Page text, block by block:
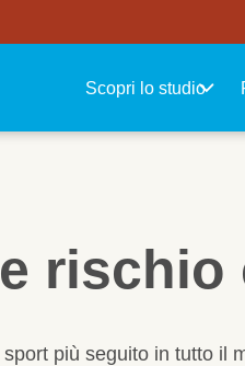
Scopri lo studio
rischio
più seguito in tutto il